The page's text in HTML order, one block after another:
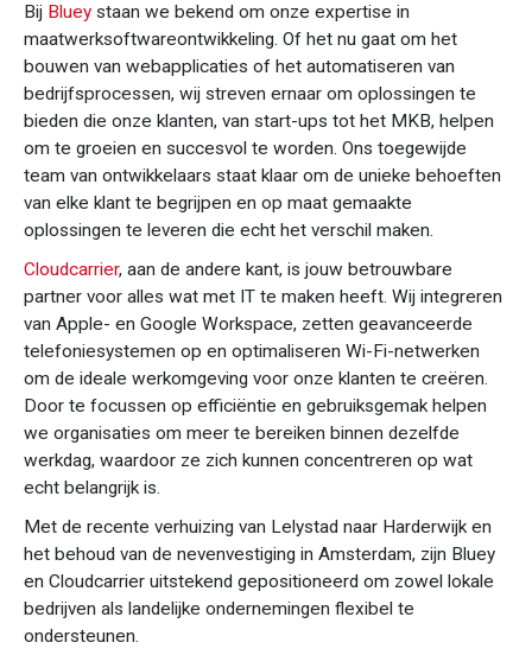
Bij Bluey staan we bekend om onze expertise in
maatwerksoftwareontwikkeling. Of het nu gaat om het
bouwen van webapplicaties of het automatiseren van
bedrijfsprocessen, wij streven ernaar om oplossingen te
bieden die onze klanten, van start-ups tot het MKB, helpen
om te groeien en succesvol te worden. Ons toegewijde
team van ontwikkelaars staat klaar om de unieke behoeften
van elke klant te begrijpen en op maat gemaakte
oplossingen te leveren die echt het verschil maken.
Cloudcarrier, aan de andere kant, is jouw betrouwbare
partner voor alles wat met IT te maken heeft. Wij integreren
van Apple- en Google Workspace, zetten geavanceerde
telefoniesystemen op en optimaliseren Wi-Fi-netwerken
om de ideale werkomgeving voor onze klanten te creëren.
Door te focussen op efficiëntie en gebruiksgemak helpen
we organisaties om meer te bereiken binnen dezelfde
werkdag, waardoor ze zich kunnen concentreren op wat
echt belangrijk is.
Met de recente verhuizing van Lelystad naar Harderwijk en
het behoud van de nevenvestiging in Amsterdam, zijn Bluey
en Cloudcarrier uitstekend gepositioneerd om zowel lokale
bedrijven als landelijke ondernemingen flexibel te
ondersteunen.